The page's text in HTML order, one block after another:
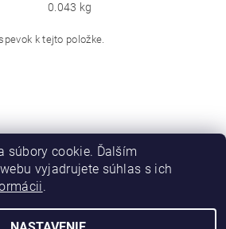
0.043 kg
k tejto položke.
hadíc
súbory cookie. Ďalším
vyjadrujete súhlas s ich
.